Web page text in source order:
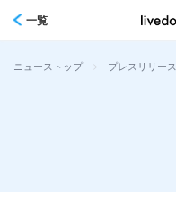
一覧
ニューストップ > プレスリリース